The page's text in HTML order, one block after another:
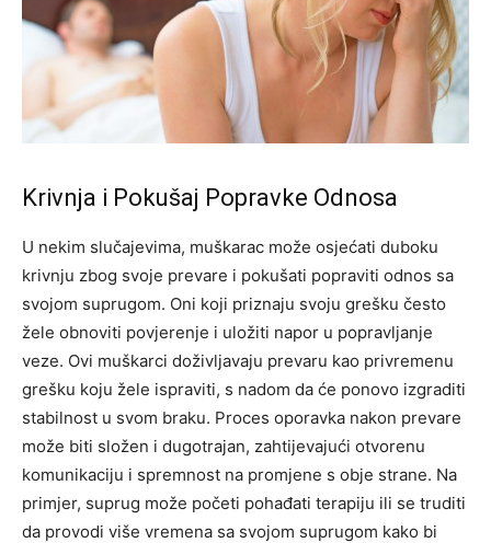
Krivnja i Pokušaj Popravke Odnosa
U nekim slučajevima, muškarac može osjećati duboku
krivnju zbog svoje prevare i pokušati popraviti odnos sa
svojom suprugom. Oni koji priznaju svoju grešku često
žele obnoviti povjerenje i uložiti napor u popravljanje
veze. Ovi muškarci doživljavaju prevaru kao privremenu
grešku koju žele ispraviti, s nadom da će ponovo izgraditi
stabilnost u svom braku. Proces oporavka nakon prevare
može biti složen i dugotrajan, zahtijevajući otvorenu
komunikaciju i spremnost na promjene s obje strane. Na
primjer, suprug može početi pohađati terapiju ili se truditi
da provodi više vremena sa svojom suprugom kako bi